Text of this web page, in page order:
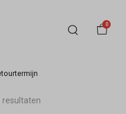
0
resultaten